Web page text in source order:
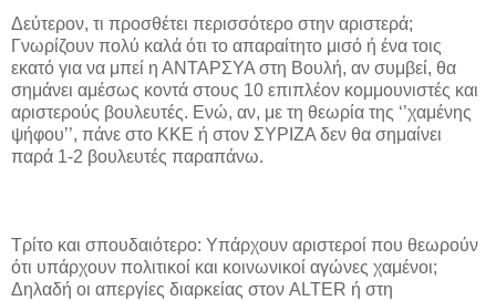
Δεύτερον, τι προσθέτει περισσότερο στην αριστερά;
Γνωρίζουν πολύ καλά ότι το απαραίτητο μισό ή ένα τοις
εκατό για να μπεί η ΑΝΤΑΡΣΥΑ στη Βουλή, αν συμβεί, θα
σημάνει αμέσως κοντά στους 10 επιπλέον κομμουνιστές και
αριστερούς βουλευτές. Ενώ, αν, με τη θεωρία της ‘’χαμένης
ψήφου’’, πάνε στο ΚΚΕ ή στον ΣΥΡΙΖΑ δεν θα σημαίνει
παρά 1-2 βουλευτές παραπάνω.
Τρίτο και σπουδαιότερο: Υπάρχουν αριστεροί που θεωρούν
ότι υπάρχουν πολιτικοί και κοινωνικοί αγώνες χαμένοι;
Δηλαδή οι απεργίες διαρκείας στον ALTER ή στη